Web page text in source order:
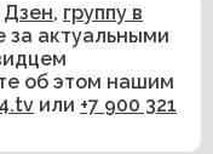
Дзен, группу в
за актуальными
об этом нашим
или +7 900 321